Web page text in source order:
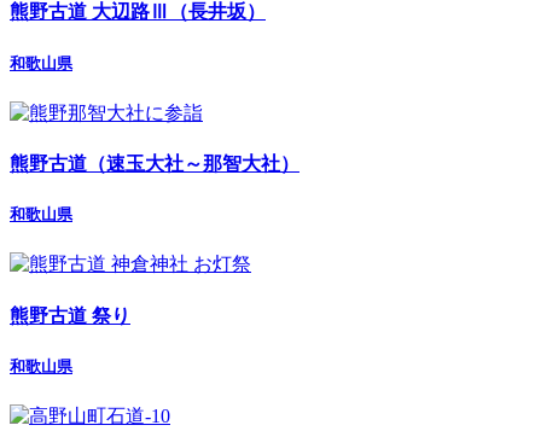
熊野古道 大辺路Ⅲ（長井坂）
和歌山県
熊野古道（速玉大社～那智大社）
和歌山県
熊野古道 祭り
和歌山県